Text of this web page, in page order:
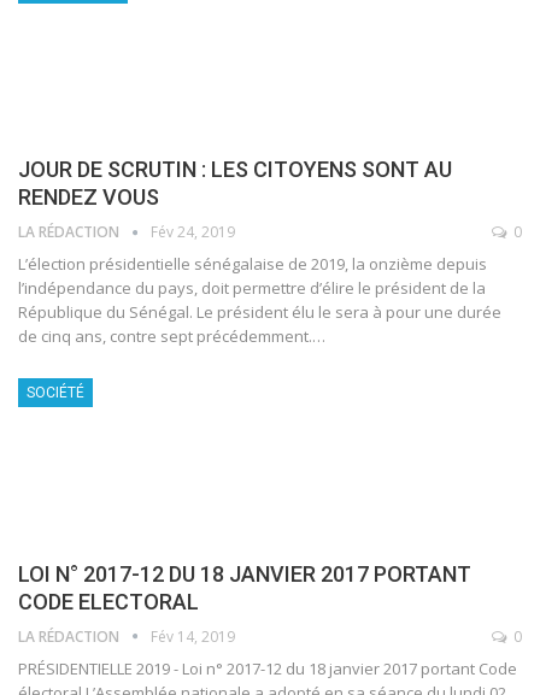
JOUR DE SCRUTIN : LES CITOYENS SONT AU
RENDEZ VOUS
LA RÉDACTION Fév 24, 2019 0
L’élection présidentielle sénégalaise de 2019, la onzième depuis
l’indépendance du pays, doit permettre d’élire le président de la
République du Sénégal. Le président élu le sera à pour une durée
de cinq ans, contre sept précédemment.…
SOCIÉTÉ
LOI N° 2017-12 DU 18 JANVIER 2017 PORTANT
CODE ELECTORAL
LA RÉDACTION Fév 14, 2019 0
PRÉSIDENTIELLE 2019 - Loi n° 2017-12 du 18 janvier 2017 portant Code